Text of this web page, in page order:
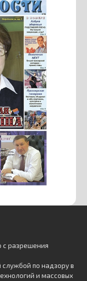
с разрешения
по надзору в
и массовых